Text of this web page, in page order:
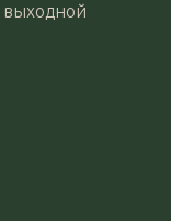
выходной